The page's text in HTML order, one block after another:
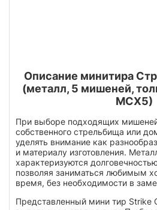
Описание минитира
(металл, 5 мишеней,
МСХ5)
При выборе подходящих
собственного стрельбища или
уделять внимание как
и материалу изготовления.
характеризуются
позволяя заниматься любимым
время, без необходимости в
Представленный мини тир Strike